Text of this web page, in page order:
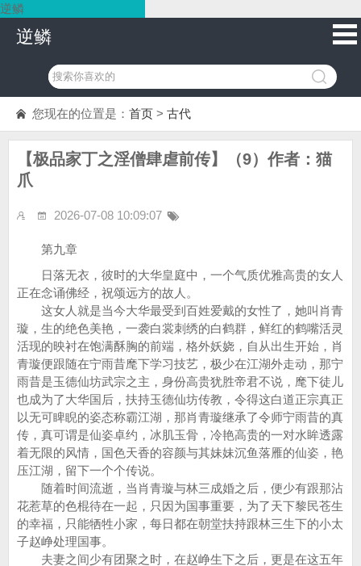
逆鳞
逆鳞
您现在的位置是： 首页 > 古代
【极品家丁之淫僧肆虐前传】（9）作者：猫
爪
2026-07-08 10:09:07
第九章
日落无衣，彼时的大华皇庭中，一个气质优雅高贵的女人
正在念诵佛经，祝颂远方的故人。
这女人就是当今大华最受到百姓爱戴的女性了，她叫肖青
璇，生的绝色美艳，一袭白裳刺绣的白鹤群，鲜红的鹤嘴活灵
活现的映衬在饱满酥胸的前端，格外妖娆，自从出生开始，肖
青璇便跟随在宁雨昔麾下学习技艺，极少在江湖外走动，那宁
雨昔是玉德仙坊武宗之主，身份高贵犹胜帝君不说，麾下徒儿
也成为了大华国后，扶持玉德仙坊传教，令得这白道正宗真正
以无可睥睨的姿态称霸江湖，那肖青璇继承了令师宁雨昔的真
传，真可谓是仙姿卓约，冰肌玉骨，冷艳高贵的一对水眸透露
着无限的风情，国色天香的容颜与其妹妹沉鱼落雁的仙姿，艳
压江湖，留下一个个传说。
随着时间流逝，当肖青璇与林三成婚之后，便少有跟那沾
花惹草的色棍待在一起，只因为国事重要，为了天下黎民苍生
的幸福，只能牺牲小家，每日都在朝堂扶持跟林三生下的小太
子赵峥处理国事。
夫妻之间少有团聚之时，在赵峥生下之后，更是在这五年